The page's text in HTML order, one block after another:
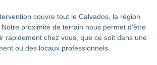
couvre tout le Calvados, la région
proximité de terrain nous permet d’être
rapidement chez vous, que ce soit dans une
ou des locaux professionnels.